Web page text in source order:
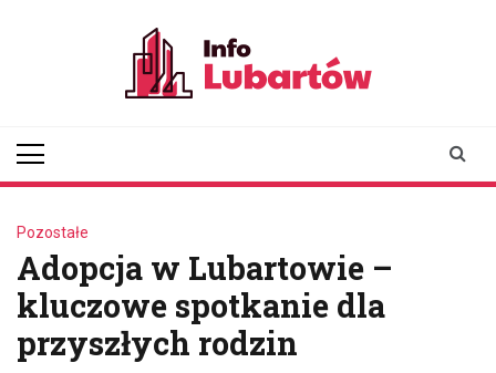
Pozostałe
Adopcja w Lubartowie –
kluczowe spotkanie dla
przyszłych rodzin